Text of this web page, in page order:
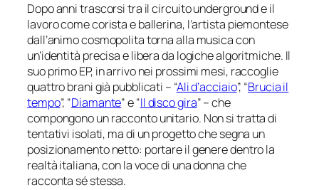
Dopo anni trascorsi tra il circuito underground e il
lavoro come corista e ballerina, l’artista piemontese
dall’animo cosmopolita torna alla musica con
un’identità precisa e libera da logiche algoritmiche. Il
suo primo EP, in arrivo nei prossimi mesi, raccoglie
quattro brani già pubblicati – “Ali d’acciaio”, “Brucia il
tempo”, “Diamante” e “Il disco gira” – che
compongono un racconto unitario. Non si tratta di
tentativi isolati, ma di un progetto che segna un
posizionamento netto: portare il genere dentro la
realtà italiana, con la voce di una donna che
racconta sé stessa.